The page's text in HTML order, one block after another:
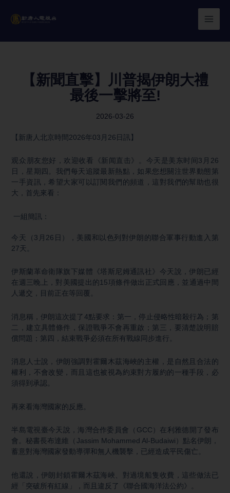
【新聞直擊】川普揭伊朗大禮
最後一擊將至!
2026-03-26
【新唐人北京時間2026年03月26日訊】
观众朋友您好，欢迎收看《新闻直击》。今天是美东时间3月26
日，星期四。我們每天追蹤最新熱點，如果您想關注世界動態第
一手資訊，希望大家可以訂閱我們的頻道，這對我們的幫助也很
大，首先來看：
一組簡訊：
今天（3月26日），美國和以色列對伊朗的聯合軍事行動進入第
27天。
伊斯蘭革命衛隊旗下媒體《塔斯尼姆通訊社》今天說，伊朗已經
在週三晚上，對美國提出的15項條件做出正式回應，並通過中間
人遞交，目前正在等回覆。
消息稱，伊朗這次提了4點要求：第一，停止侵略性暗殺行為；第
二，建立具體條件，保證戰爭不會再重啟；第三，要清楚說明賠
償問題；第四，結束戰爭必須在所有戰線同步進行。
消息人士說，伊朗強調對霍爾木茲海峽的主權，是自然且合法的
權利，不會改變，而且這也被視為約束對方履約的一種手段，必
須得到承認。
再來看海灣國家的反應。
半島電視臺今天說，海灣合作委員會（GCC）在利雅德開了發布
會。秘書長布達維（Jassim Mohammed Al-Budaiwi）點名伊朗，
蓄意對海灣國家發動導彈和無人機襲擊，已經造成平民傷亡。
他還說，伊朗封鎖霍爾木茲海峽、對過境船隻收費，這些做法已
經「突破所有紅線」，而且違反了《聯合國海洋法公約》。